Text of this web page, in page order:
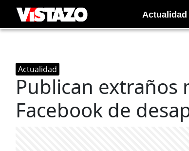
Actualidad
Actualidad
Publican extraños
Facebook de